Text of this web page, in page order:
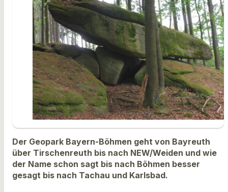
Der Geopark Bayern-Böhmen geht von Bayreuth
über Tirschenreuth bis nach NEW/Weiden und wie
der Name schon sagt bis nach Böhmen besser
gesagt bis nach Tachau und Karlsbad.